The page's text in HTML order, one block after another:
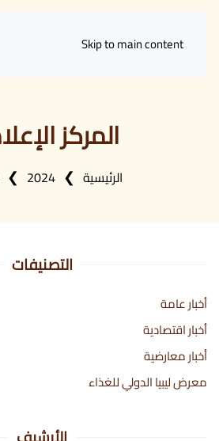
Skip to main content
المركز
الرئيسية 2024
التصنيفات
أخبار عامة
أخبار اقتصادية
أخبار معارضية
معرض ليبيا الدولي للغذاء